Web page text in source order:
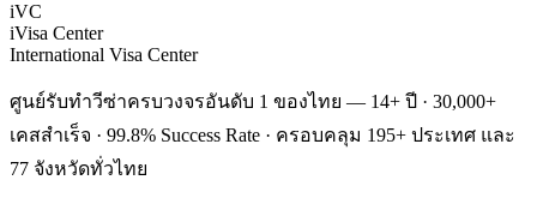
iVC
iVisa Center
International Visa Center
ศูนย์รับทำวีซ่าครบวงจรอันดับ 1 ของไทย — 14+ ปี · 30,000+
เคสสำเร็จ · 99.8% Success Rate · ครอบคลุม 195+ ประเทศ และ
77 จังหวัดทั่วไทย